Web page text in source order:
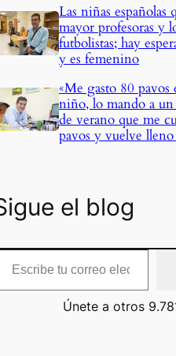
Las niñas españolas
mayor profesoras y
futbolistas; hay
y es femenino
«Me gasto 80 pavos
niño, lo mando a
de verano que me
pavos y vuelve
el blog
Únete a otros